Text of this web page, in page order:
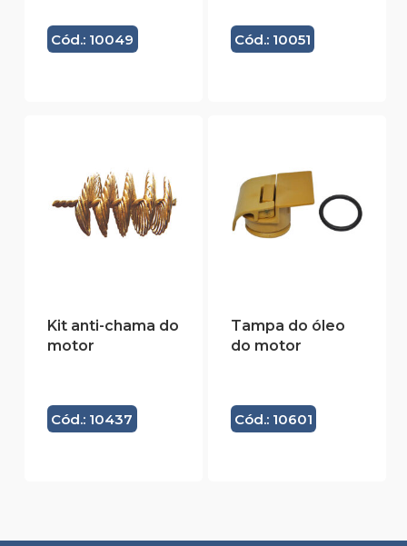
Cód.: 10049 Cód.: 10051
Kit anti-chama do
motor
Cód.: 10437
Tampa do óleo
do motor
Cód.: 10601